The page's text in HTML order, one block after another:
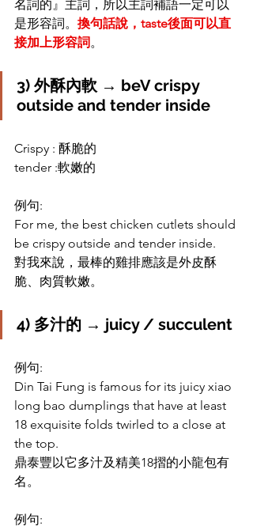
名詞的』主詞，所以主詞補語一定可以
是形容詞。 換句話說，taste後面可以直
接加上形容詞。
3) 外酥內軟 → beV crispy
outside and tender inside
Crispy : 酥脆的
tender :軟嫩的
例句:
For me, the best chicken cutlets should
be crispy outside and tender inside.
對我來說，最棒的雞排應該是外皮酥
脆、肉質軟嫩。
4) 多汁的 → juicy / succulent
例句:
Din Tai Fung is famous for its juicy xiao
long bao dumplings that have at least
18 exquisite folds twirled to a close at
the top.
鼎泰豐以它多汁及精美18摺的小龍包有
名。
例句: